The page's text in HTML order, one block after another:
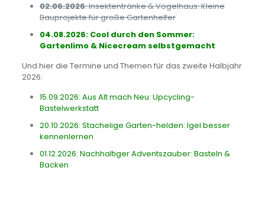
02.06.2026:Insektentränke & Vogelhaus: Kleine
Bauprojekte fürgroße Gartenhelfer
04.08.2026: Cool durch den Sommer:
Gartenlimo & Nicecream selbstgemacht
Und hier die Termine und Themen für das zweite Halbjahr
2026:
15.09.2026: Aus Alt mach Neu: Upcycling-
Bastelwerkstatt
20.10.2026: Stachelige Garten-helden: Igel besser
kennenlernen
01.12.2026: Nachhaltiger Adventszauber: Basteln &
Backen